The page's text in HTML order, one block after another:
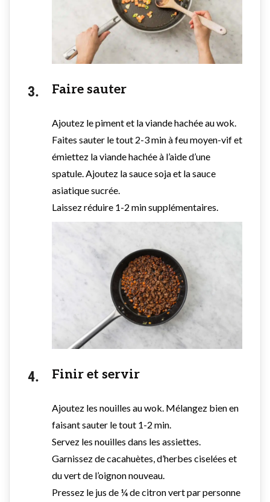
Faire sauter
Ajoutez le piment et la viande hachée au wok.
Faites sauter le tout 2-3 min à feu moyen-vif et
émiettez la viande hachée à l’aide d’une
spatule. Ajoutez la sauce soja et la sauce
asiatique sucrée.
Laissez réduire 1-2 min supplémentaires.
Finir et servir
Ajoutez les nouilles au wok. Mélangez bien en
faisant sauter le tout 1-2 min.
Servez les nouilles dans les assiettes.
Garnissez de cacahuètes, d’herbes ciselées et
du vert de l’oignon nouveau.
Pressez le jus de ¼ de citron vert par personne